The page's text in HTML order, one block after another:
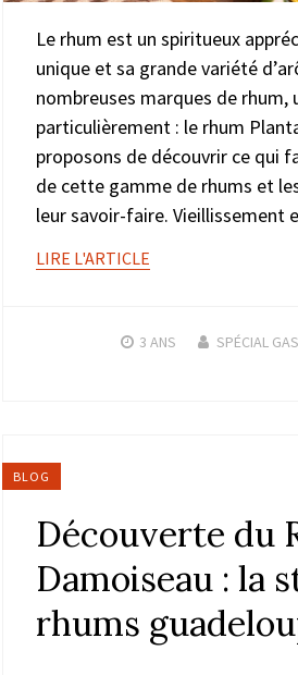
Le rhum est un spiritueux
unique et sa grande variété
nombreuses marques de rhum,
particulièrement : le rhum
proposons de découvrir ce qui
de cette gamme de rhums et
leur savoir-faire.
LIRE L'ARTICLE
3 ANS SPÉCIAL
BLOG
Découverte du
Damoiseau : la
rhums